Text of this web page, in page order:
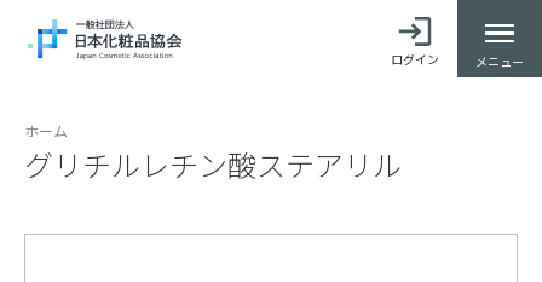
ログイン メニュー
ホーム
グリチルレチン酸ステアリル